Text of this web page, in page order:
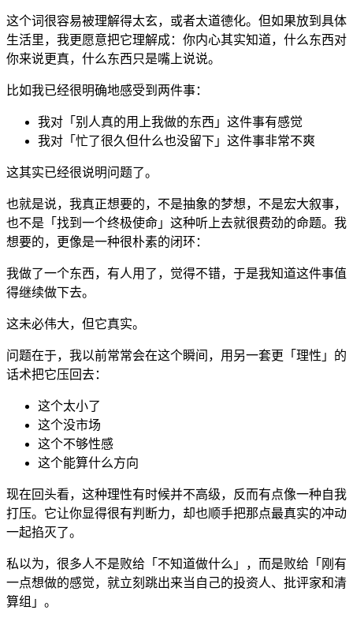
这个词很容易被理解得太玄，或者太道德化。但如果放到具体
生活里，我更愿意把它理解成：你内心其实知道，什么东西对
你来说更真，什么东西只是嘴上说说。
比如我已经很明确地感受到两件事：
我对「别人真的用上我做的东西」这件事有感觉
我对「忙了很久但什么也没留下」这件事非常不爽
这其实已经很说明问题了。
也就是说，我真正想要的，不是抽象的梦想，不是宏大叙事，
也不是「找到一个终极使命」这种听上去就很费劲的命题。我
想要的，更像是一种很朴素的闭环：
我做了一个东西，有人用了，觉得不错，于是我知道这件事值
得继续做下去。
这未必伟大，但它真实。
问题在于，我以前常常会在这个瞬间，用另一套更「理性」的
话术把它压回去：
这个太小了
这个没市场
这个不够性感
这个能算什么方向
现在回头看，这种理性有时候并不高级，反而有点像一种自我
打压。它让你显得很有判断力，却也顺手把那点最真实的冲动
一起掐灭了。
私以为，很多人不是败给「不知道做什么」，而是败给「刚有
一点想做的感觉，就立刻跳出来当自己的投资人、批评家和清
算组」。